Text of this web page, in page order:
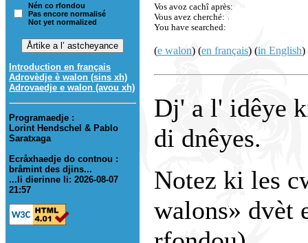
Nén co rfondou
Pas encore normalisé
Not yet normalized
Introduction en français
Adrovèdje è walon (sins xh)
Adrovaedje e walon (avou xh)
Programaedje :
Lorint Hendschel & Pablo
Saratxaga
Ecråxhaedje do contnou :
bråmint des djins...
...li dierinne li: 2026-08-07
21:57
Vos avoz cachî après:
Vous avez cherché:
You have searched:
(e walon) (en français) (in English)
Dj' a l' idêye
di dnêyes.
Notez ki les
walons» dvèt